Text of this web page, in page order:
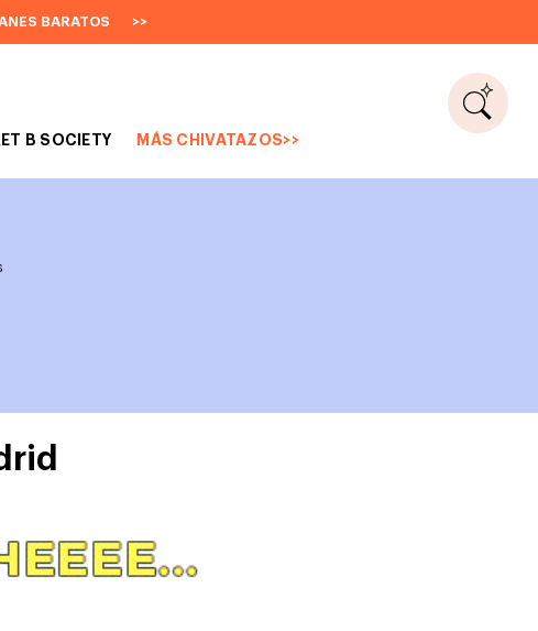
BARATOS >>
B SOCIETY MÁS CHIVATAZOS>>